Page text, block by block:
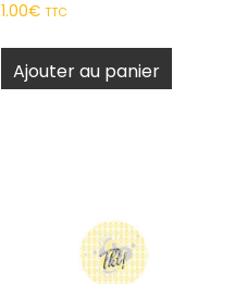
1.00€ TTC
Ajouter au panier